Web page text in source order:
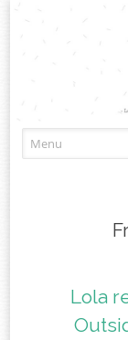
Lola